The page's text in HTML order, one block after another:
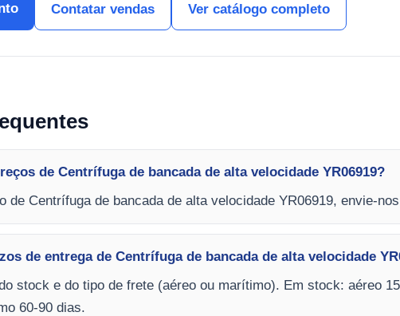
Contatar vendas Ver catálogo completo
de Centrífuga de bancada de alta velocidade YR06919?
de Centrífuga de bancada de alta velocidade YR06919, envie-
de entrega de Centrífuga de bancada de alta velocidade
stock e do tipo de frete (aéreo ou marítimo). Em stock: aéreo
60-90 dias.